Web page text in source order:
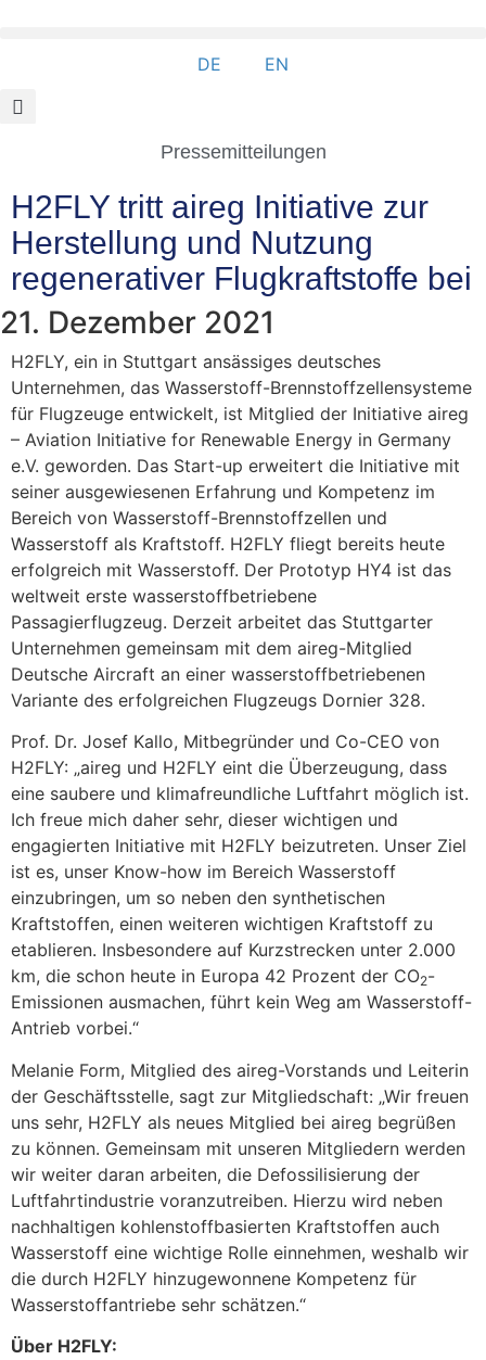
DE EN
Pressemitteilungen
H2FLY tritt aireg Initiative zur
Herstellung und Nutzung
regenerativer Flugkraftstoffe bei
21. Dezember 2021
H2FLY, ein in Stuttgart ansässiges deutsches
Unternehmen, das Wasserstoff-Brennstoffzellensysteme
für Flugzeuge entwickelt, ist Mitglied der Initiative aireg
– Aviation Initiative for Renewable Energy in Germany
e.V. geworden. Das Start-up erweitert die Initiative mit
seiner ausgewiesenen Erfahrung und Kompetenz im
Bereich von Wasserstoff-Brennstoffzellen und
Wasserstoff als Kraftstoff. H2FLY fliegt bereits heute
erfolgreich mit Wasserstoff. Der Prototyp HY4 ist das
weltweit erste wasserstoffbetriebene
Passagierflugzeug. Derzeit arbeitet das Stuttgarter
Unternehmen gemeinsam mit dem aireg-Mitglied
Deutsche Aircraft an einer wasserstoffbetriebenen
Variante des erfolgreichen Flugzeugs Dornier 328.
Prof. Dr. Josef Kallo, Mitbegründer und Co-CEO von
H2FLY: „aireg und H2FLY eint die Überzeugung, dass
eine saubere und klimafreundliche Luftfahrt möglich ist.
Ich freue mich daher sehr, dieser wichtigen und
engagierten Initiative mit H2FLY beizutreten. Unser Ziel
ist es, unser Know-how im Bereich Wasserstoff
einzubringen, um so neben den synthetischen
Kraftstoffen, einen weiteren wichtigen Kraftstoff zu
etablieren. Insbesondere auf Kurzstrecken unter 2.000
km, die schon heute in Europa 42 Prozent der CO2-
Emissionen ausmachen, führt kein Weg am Wasserstoff-
Antrieb vorbei.“
Melanie Form, Mitglied des aireg-Vorstands und Leiterin
der Geschäftsstelle, sagt zur Mitgliedschaft: „Wir freuen
uns sehr, H2FLY als neues Mitglied bei aireg begrüßen
zu können. Gemeinsam mit unseren Mitgliedern werden
wir weiter daran arbeiten, die Defossilisierung der
Luftfahrtindustrie voranzutreiben. Hierzu wird neben
nachhaltigen kohlenstoffbasierten Kraftstoffen auch
Wasserstoff eine wichtige Rolle einnehmen, weshalb wir
die durch H2FLY hinzugewonnene Kompetenz für
Wasserstoffantriebe sehr schätzen.“
Über H2FLY: